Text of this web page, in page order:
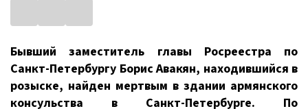
Бывший заместитель главы Росреестра по
Санкт-Петербургу Борис Авакян, находившийся в
розыске, найден мертвым в здании армянского
консульства в Санкт-Петербурге. По